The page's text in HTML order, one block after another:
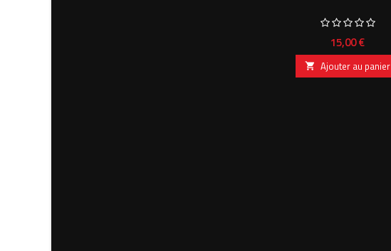
Prix
15,00 €
 Ajouter au panier